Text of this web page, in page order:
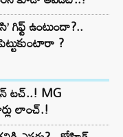
గిఫ్ట్ ఉంటుందా?..
?
టచ్..! MG
లాంచ్.!